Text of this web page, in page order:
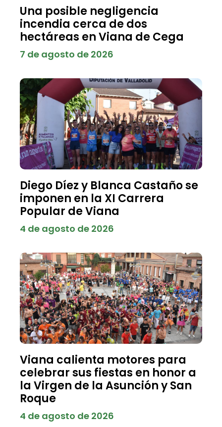
Una posible negligencia
incendia cerca de dos
hectáreas en Viana de Cega
7 de agosto de 2026
Diego Díez y Blanca Castaño se
imponen en la XI Carrera
Popular de Viana
4 de agosto de 2026
Viana calienta motores para
celebrar sus fiestas en honor a
la Virgen de la Asunción y San
Roque
4 de agosto de 2026